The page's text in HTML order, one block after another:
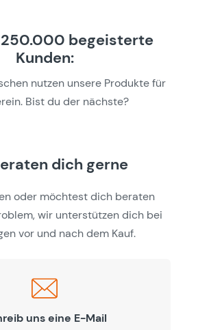
250.000 begeisterte
Kunden:
nutzen unsere Produkte für
Bist du der nächste?
dich gerne
oder möchtest dich beraten
wir unterstützen dich bei
vor und nach dem Kauf.
uns eine E-Mail